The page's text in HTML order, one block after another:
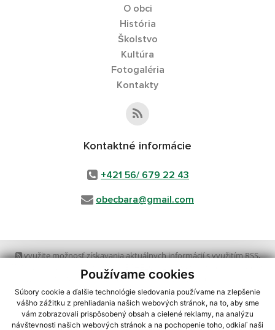
Používame cookies
Súbory cookie a ďalšie technológie sledovania používame na zlepšenie
vášho zážitku z prehliadania našich webových stránok, na to, aby sme
vám zobrazovali prispôsobený obsah a cielené reklamy, na analýzu
návštevnosti našich webových stránok a na pochopenie toho, odkiaľ naši
O obci
História
Školstvo
Kultúra
Fotogaléria
Kontakty
Kontaktné informácie
+421 56/ 679 22 43
obecbara@gmail.com
využite možnosť získavania aktuálnych informácií s využitím RSS,
CMS systém (redakčný) systém ECHELON 2, Mapa stránok
webex.digital, s.r.o.,domény,registrácia domény
spoločnosť webex.digital, s.r.o.,technický prevádzkovateľ
Posledná aktualizácia:23.07.2026